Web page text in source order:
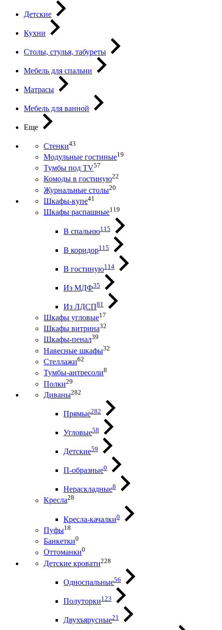
Детские
Кухни
Столы, стулья, табуреты
Мебель для спальни
Матрасы
Мебель для ванной
Еще
Стенки43
Модульные гостиные19
Тумбы под ТV57
Комоды в гостиную22
Журнальные столы20
Шкафы-купе41
Шкафы распашные119
В спальню115
В коридор115
В гостиную114
Из МДФ35
Из ЛДСП81
Шкафы угловые17
Шкафы витрина32
Шкафы-пенал39
Навесные шкафы32
Стеллажи62
Тумбы-антресоли8
Полки29
Диваны282
Прямые282
Угловые58
Детские59
П-образные0
Нераскладные8
Кресла28
Кресла-качалки0
Пуфы18
Банкетки0
Оттоманки0
Детские кровати228
Односпальные56
Полуторки123
Двухъярусные21